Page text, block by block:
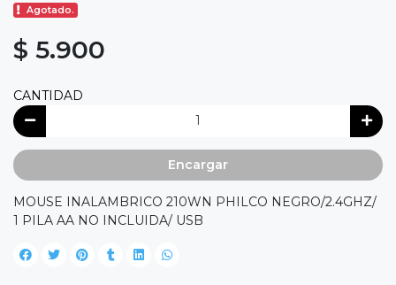
Agotado.
$ 5.900
CANTIDAD
Encargar
MOUSE INALAMBRICO 210WN PHILCO NEGRO/2.4GHZ/
1 PILA AA NO INCLUIDA/ USB